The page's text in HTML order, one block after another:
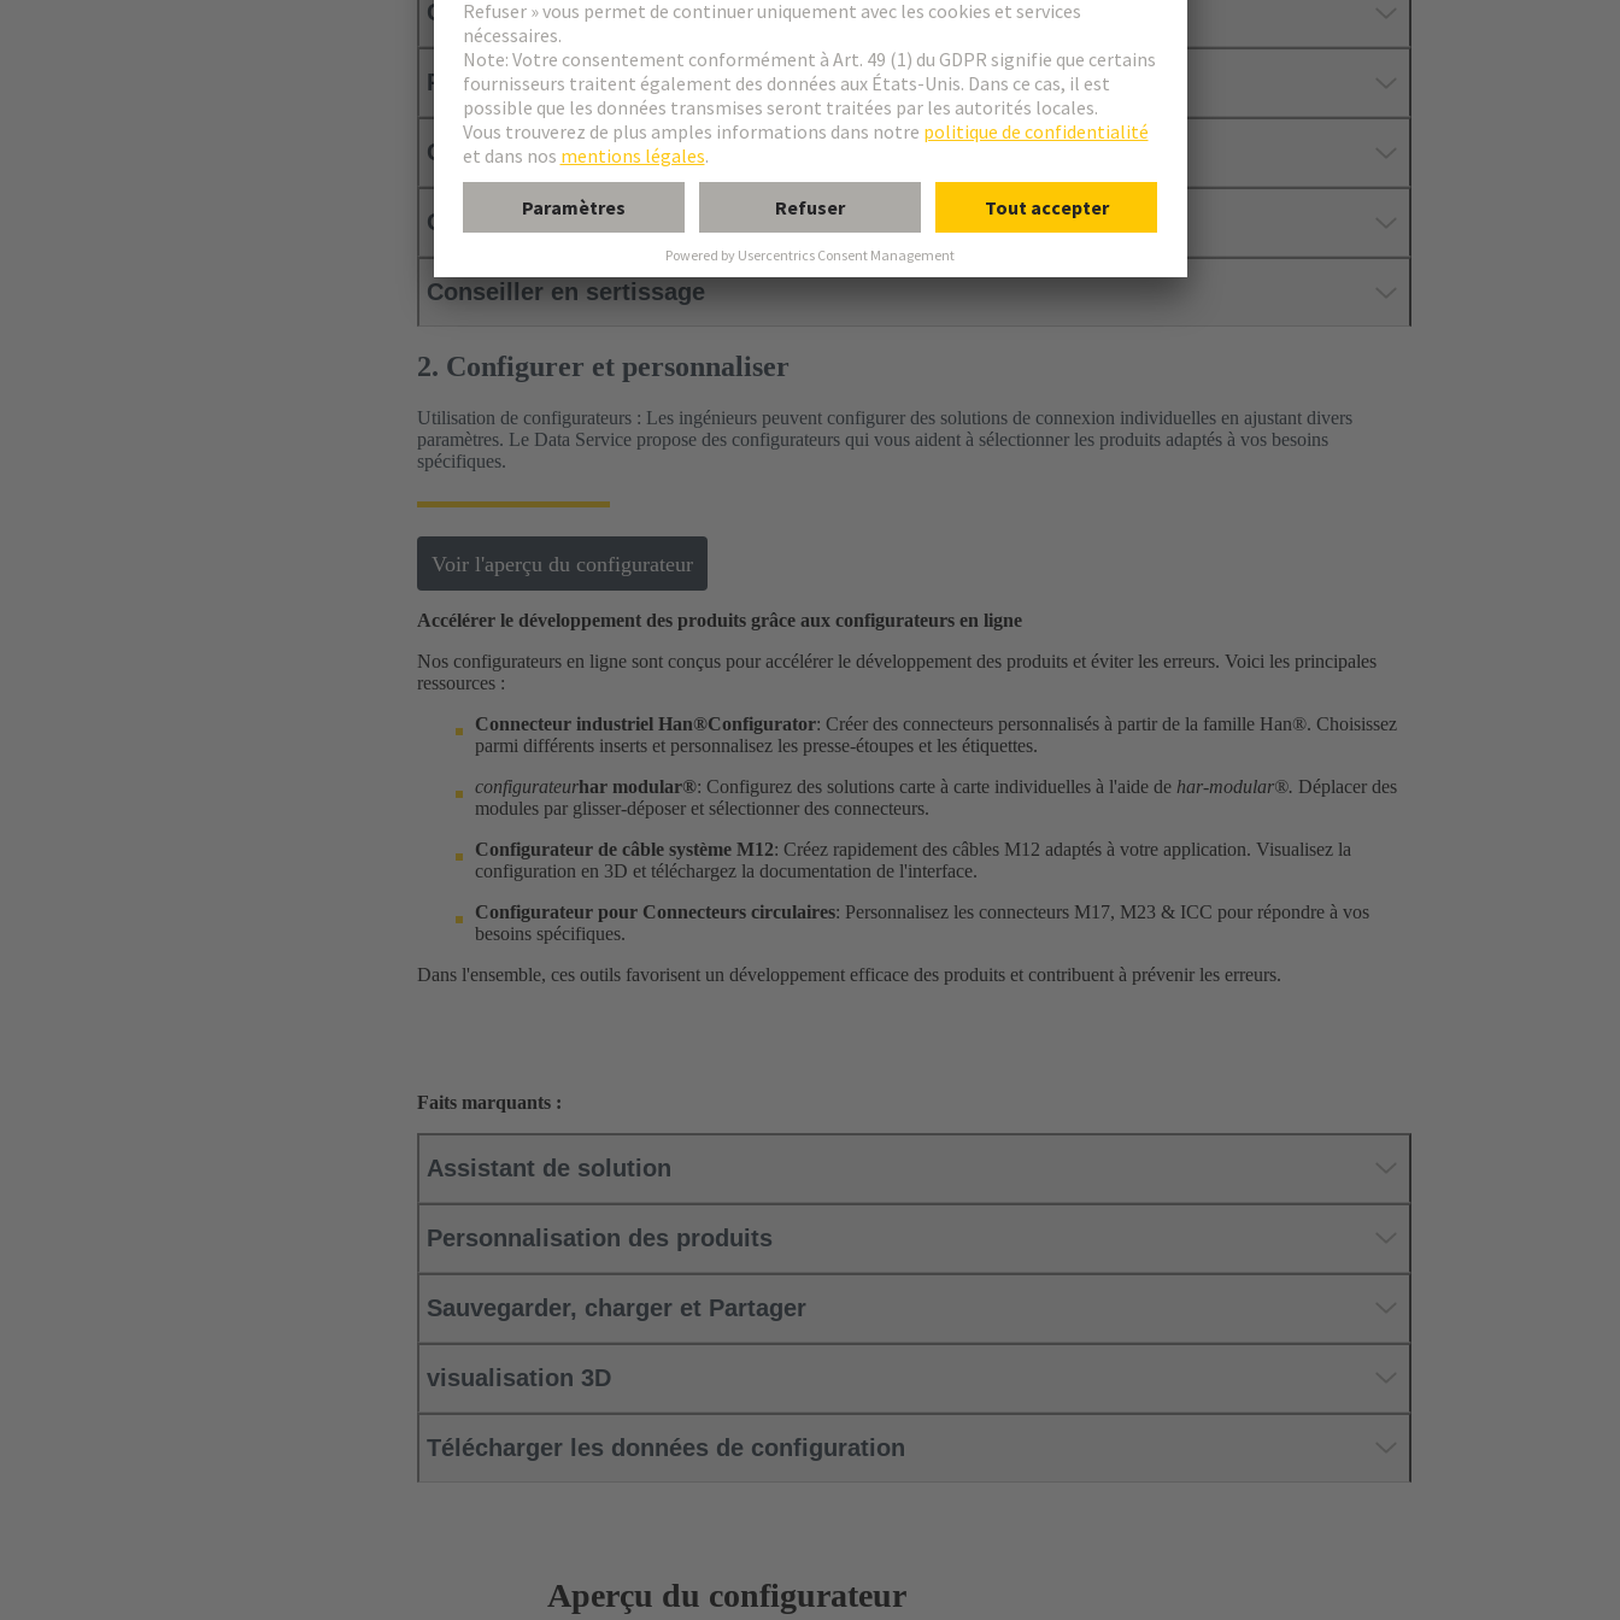
Comparaison des produits
Produits assortis
Connaissance intégrée des produits
Outil de derating
Conseiller en sertissage
2. Configurer et personnaliser
Utilisation de configurateurs : Les ingénieurs peuvent configurer des solutions de connexion individuelles en ajustant divers
paramètres. Le Data Service propose des configurateurs qui vous aident à sélectionner les produits adaptés à vos besoins
spécifiques.
Voir l'aperçu du configurateur
Accélérer le développement des produits grâce aux configurateurs en ligne
Nos configurateurs en ligne sont conçus pour accélérer le développement des produits et éviter les erreurs. Voici les principales
ressources :
Connecteur industriel Han®Configurator: Créer des connecteurs personnalisés à partir de la famille Han®. Choisissez
parmi différents inserts et personnalisez les presse-étoupes et les étiquettes.
configurateurhar modular®: Configurez des solutions carte à carte individuelles à l'aide de har-modular®. Déplacer des
modules par glisser-déposer et sélectionner des connecteurs.
Configurateur de câble système M12: Créez rapidement des câbles M12 adaptés à votre application. Visualisez la
configuration en 3D et téléchargez la documentation de l'interface.
Configurateur pour Connecteurs circulaires: Personnalisez les connecteurs M17, M23 & ICC pour répondre à vos
besoins spécifiques.
Dans l'ensemble, ces outils favorisent un développement efficace des produits et contribuent à prévenir les erreurs.
Faits marquants :
Assistant de solution
Personnalisation des produits
Sauvegarder, charger et Partager
visualisation 3D
Télécharger les données de configuration
Aperçu du configurateur